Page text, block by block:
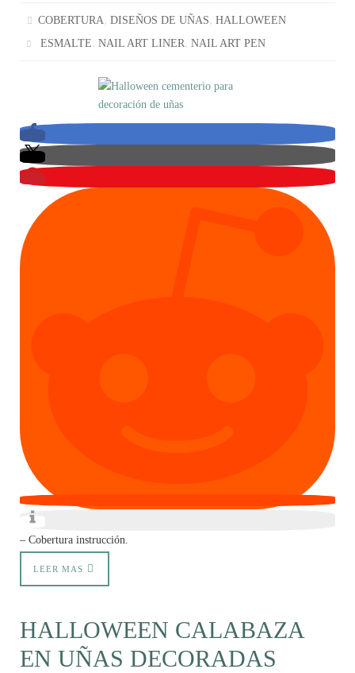
COBERTURA,DISEÑOS DE UÑAS,HALLOWEEN
ESMALTE,NAIL ART LINER,NAIL ART PEN
– Cobertura instrucción.
LEER MAS
HALLOWEEN CALABAZA
EN UÑAS DECORADAS